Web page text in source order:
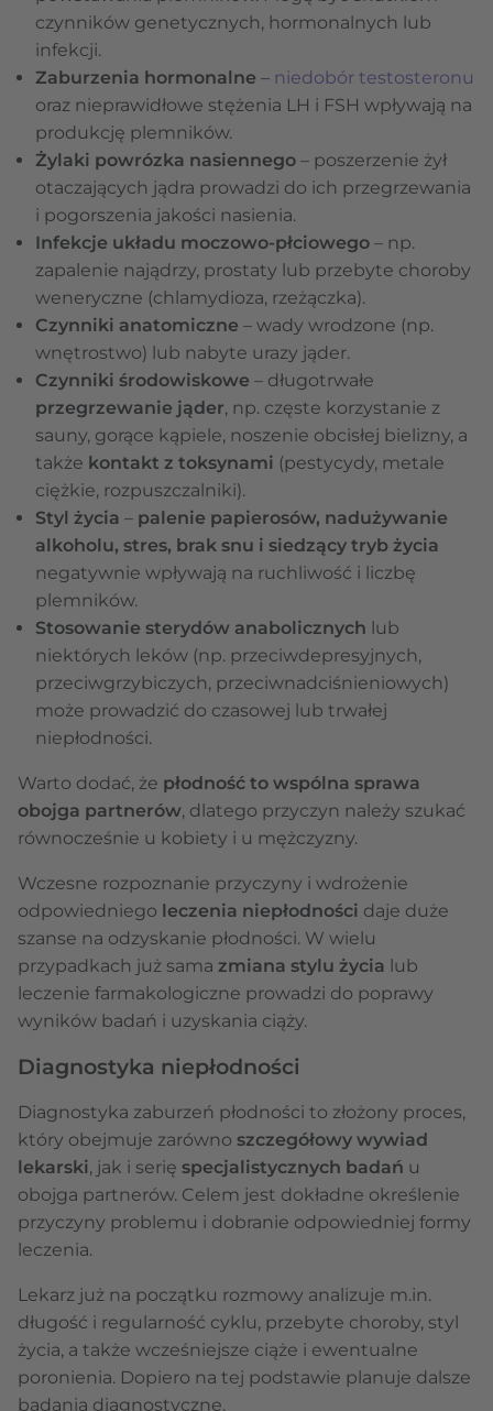
czynników genetycznych, hormonalnych lub
infekcji.
Zaburzenia hormonalne – niedobór testosteronu
oraz nieprawidłowe stężenia LH i FSH wpływają na
produkcję plemników.
Żylaki powrózka nasiennego – poszerzenie żył
otaczających jądra prowadzi do ich przegrzewania
i pogorszenia jakości nasienia.
Infekcje układu moczowo-płciowego – np.
zapalenie najądrzy, prostaty lub przebyte choroby
weneryczne (chlamydioza, rzeżączka).
Czynniki anatomiczne – wady wrodzone (np.
wnętrostwo) lub nabyte urazy jąder.
Czynniki środowiskowe – długotrwałe
przegrzewanie jąder, np. częste korzystanie z
sauny, gorące kąpiele, noszenie obcisłej bielizny, a
także kontakt z toksynami (pestycydy, metale
ciężkie, rozpuszczalniki).
Styl życia – palenie papierosów, nadużywanie
alkoholu, stres, brak snu i siedzący tryb życia
negatywnie wpływają na ruchliwość i liczbę
plemników.
Stosowanie sterydów anabolicznych lub
niektórych leków (np. przeciwdepresyjnych,
przeciwgrzybiczych, przeciwnadciśnieniowych)
może prowadzić do czasowej lub trwałej
niepłodności.
Warto dodać, że płodność to wspólna sprawa
obojga partnerów, dlatego przyczyn należy szukać
równocześnie u kobiety i u mężczyzny.
Wczesne rozpoznanie przyczyny i wdrożenie
odpowiedniego leczenia niepłodności daje duże
szanse na odzyskanie płodności. W wielu
przypadkach już sama zmiana stylu życia lub
leczenie farmakologiczne prowadzi do poprawy
wyników badań i uzyskania ciąży.
Diagnostyka niepłodności
Diagnostyka zaburzeń płodności to złożony proces,
który obejmuje zarówno szczegółowy wywiad
lekarski, jak i serię specjalistycznych badań u
obojga partnerów. Celem jest dokładne określenie
przyczyny problemu i dobranie odpowiedniej formy
leczenia.
Lekarz już na początku rozmowy analizuje m.in.
długość i regularność cyklu, przebyte choroby, styl
życia, a także wcześniejsze ciąże i ewentualne
poronienia. Dopiero na tej podstawie planuje dalsze
badania diagnostyczne.